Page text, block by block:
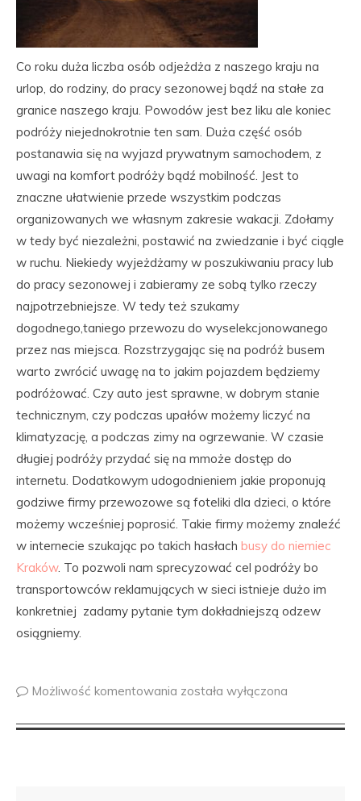
Co roku duża liczba osób odjeżdża z naszego kraju na
urlop, do rodziny, do pracy sezonowej bądź na stałe za
granice naszego kraju. Powodów jest bez liku ale koniec
podróży niejednokrotnie ten sam. Duża część osób
postanawia się na wyjazd prywatnym samochodem, z
uwagi na komfort podróży bądź mobilność. Jest to
znaczne ułatwienie przede wszystkim podczas
organizowanych we własnym zakresie wakacji. Zdołamy
w tedy być niezależni, postawić na zwiedzanie i być ciągle
w ruchu. Niekiedy wyjeżdżamy w poszukiwaniu pracy lub
do pracy sezonowej i zabieramy ze sobą tylko rzeczy
najpotrzebniejsze. W tedy też szukamy
dogodnego,taniego przewozu do wyselekcjonowanego
przez nas miejsca. Rozstrzygając się na podróż busem
warto zwrócić uwagę na to jakim pojazdem będziemy
podróżować. Czy auto jest sprawne, w dobrym stanie
technicznym, czy podczas upałów możemy liczyć na
klimatyzację, a podczas zimy na ogrzewanie. W czasie
długiej podróży przydać się na mmoże dostęp do
internetu. Dodatkowym udogodnieniem jakie proponują
godziwe firmy przewozowe są foteliki dla dzieci, o które
możemy wcześniej poprosić. Takie firmy możemy znaleźć
w internecie szukając po takich hasłach busy do niemiec
Kraków. To pozwoli nam sprecyzować cel podróży bo
transportowców reklamujących w sieci istnieje dużo im
konkretniej zadamy pytanie tym dokładniejszą odzew
osiągniemy.
Możliwość komentowania została wyłączona